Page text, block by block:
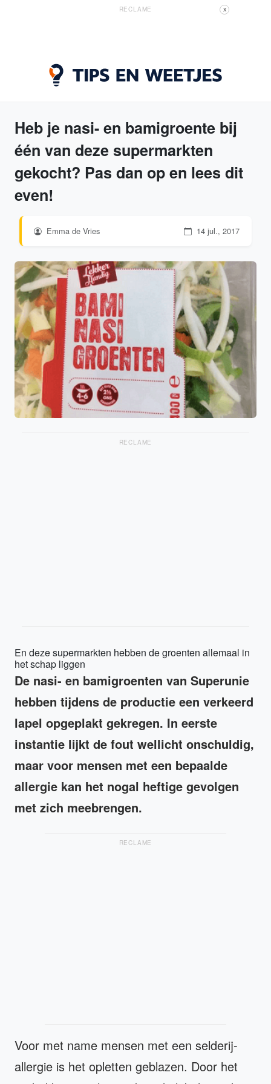
RECLAME X
Heb je nasi- en bamigroente bij
één van deze supermarkten
gekocht? Pas dan op en lees dit
even!
Emma de Vries 14 jul., 2017
RECLAME
En deze supermarkten hebben de groenten allemaal in
het schap liggen
De nasi- en bamigroenten van Superunie
hebben tijdens de productie een verkeerd
lapel opgeplakt gekregen. In eerste
instantie lijkt de fout wellicht onschuldig,
maar voor mensen met een bepaalde
allergie kan het nogal heftige gevolgen
met zich meebrengen.
RECLAME
Voor met name mensen met een selderij-
allergie is het opletten geblazen. Door het